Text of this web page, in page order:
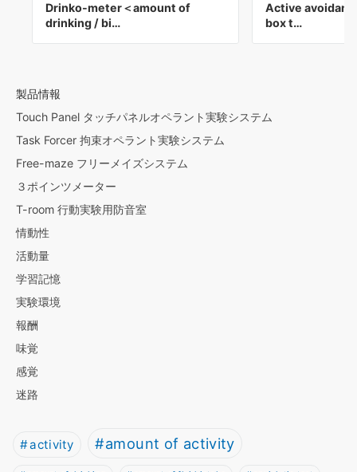
Drinko-meter＜amount of
drinking / bi…
Active
box t…
製品情報
Touch Panel タッチパネルオペラント実験システム
Task Forcer 拘束オペラント実験システム
Free-maze フリーメイズシステム
３ポインツメーター
T-room 行動実験用防音室
情動性
活動量
学習記憶
実験環境
報酬
味覚
感覚
迷路
activity amount of activity